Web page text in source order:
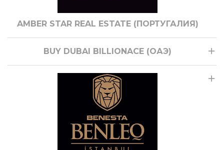
AMBER STAR REAL ESTATE (ПОРТУГАЛИЯ)
BUY DUBAI BILLIONACE (ОАЭ)